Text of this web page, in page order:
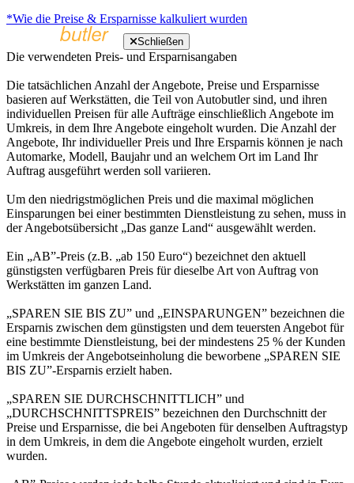
*Wie die Preise & Ersparnisse kalkuliert wurden
Schließen
Die verwendeten Preis- und Ersparnisangaben
Die tatsächlichen Anzahl der Angebote, Preise und Ersparnisse
basieren auf Werkstätten, die Teil von Autobutler sind, und ihren
individuellen Preisen für alle Aufträge einschließlich Angebote im
Umkreis, in dem Ihre Angebote eingeholt wurden. Die Anzahl der
Angebote, Ihr individueller Preis und Ihre Ersparnis können je nach
Automarke, Modell, Baujahr und an welchem Ort im Land Ihr
Auftrag ausgeführt werden soll variieren.
Um den niedrigstmöglichen Preis und die maximal möglichen
Einsparungen bei einer bestimmten Dienstleistung zu sehen, muss in
der Angebotsübersicht „Das ganze Land“ ausgewählt werden.
Ein „AB”-Preis (z.B. „ab 150 Euro“) bezeichnet den aktuell
günstigsten verfügbaren Preis für dieselbe Art von Auftrag von
Werkstätten im ganzen Land.
„SPAREN SIE BIS ZU” und „EINSPARUNGEN” bezeichnen die
Ersparnis zwischen dem günstigsten und dem teuersten Angebot für
eine bestimmte Dienstleistung, bei der mindestens 25 % der Kunden
im Umkreis der Angebotseinholung die beworbene „SPAREN SIE
BIS ZU”-Ersparnis erzielt haben.
„SPAREN SIE DURCHSCHNITTLICH” und
„DURCHSCHNITTSPREIS” bezeichnen den Durchschnitt der
Preise und Ersparnisse, die bei Angeboten für denselben Auftragstyp
in dem Umkreis, in dem die Angebote eingeholt wurden, erzielt
wurden.